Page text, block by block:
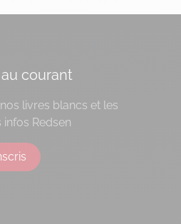
courant
livres blancs et les
infos Redsen